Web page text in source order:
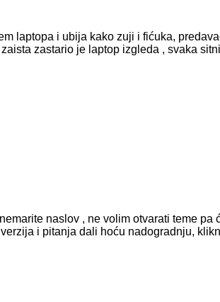
laptopa i ubija kako zuji i fićuka,
zastario je laptop izgleda , svaka
naslov , ne volim otvarati teme
i pitanja dali hoću nadogradnju,